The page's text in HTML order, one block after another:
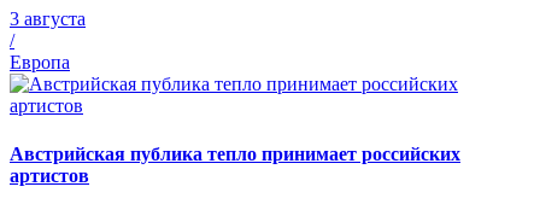
3 августа
/
Европа
Австрийская публика тепло принимает российских
артистов